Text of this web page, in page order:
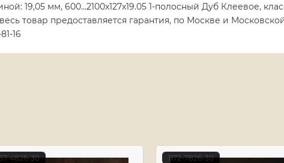
19,05 мм, 600…2100x127x19.05 1-полосный Дуб Клеевое,
товар предоставляется гарантия, по Москве и
16
4826-30 1172-7826-30